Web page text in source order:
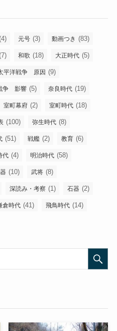
元号 (3) 動画つき (83)
和歌 (18) 大正時代 (5)
平洋戦争 原因 (9)
争 影響 (5) 奈良時代 (19)
室町幕府 (2) 室町時代 (18)
(100) 弥生時代 (8)
(51) 戦艦 (2) 教育 (6)
代 (4) 明治時代 (58)
(10) 武将 (8)
深読み・考察 (1) 石器 (2)
倉時代 (41) 飛鳥時代 (14)